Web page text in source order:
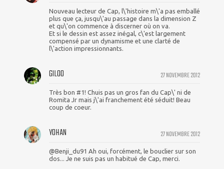
Nouveau lecteur de Cap, l\'histoire m\'a pas emballé
plus que ça, jusqu\'au passage dans la dimension Z
et qu\'on commence à discerner où on va.
Et si le dessin est assez inégal, c\'est largement
compensé par un dynamisme et une clarté de
l\'action impressionnants.
27 NOVEMBRE 2012
GILOO
Très bon #1! Chuis pas un gros fan du Cap\' ni de
Romita Jr mais j\'ai franchement été séduit! Beau
coup de coeur.
27 NOVEMBRE 2012
YOHAN
@Benji_du91 Ah oui, forcément, le bouclier sur son
dos... Je ne suis pas un habitué de Cap, merci.